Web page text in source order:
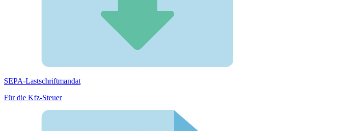
SEPA-Lastschriftmandat
Für die Kfz-Steuer